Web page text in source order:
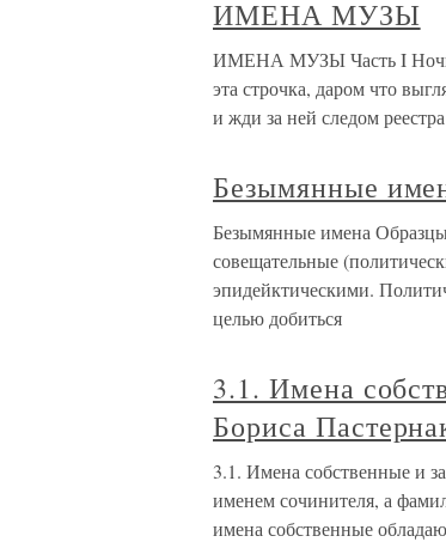
ИМЕНА МУЗЫ
ИМЕНА МУЗЫ Часть I Ночь.
эта строчка, даром что
и жди за ней следом
Безымянные
Безымянные имена Образцы
совещательные
эпидейктическими.
целью добиться
3.1. Имена
Бориса
3.1. Имена собственные и
именем сочинителя, а
имена собственные